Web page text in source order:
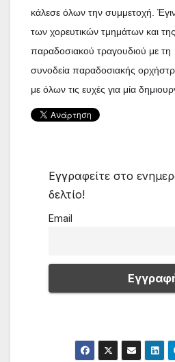
κάλεσε όλων την συμμετοχή.
των χορευτικών τμημάτων και
παραδοσιακού τραγουδιού με τη
συνοδεία παραδοσιακής
με όλων τις ευχές για μία
Εγγραφείτε στο
δελτίο!
Email